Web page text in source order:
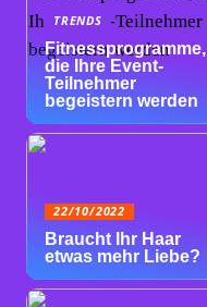
TRENDS
Fitnessprogramme,
die Ihre Event-
Teilnehmer
begeistern werden
22/10/2022
Braucht Ihr Haar
etwas mehr Liebe?